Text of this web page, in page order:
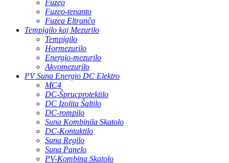
Fuzeo
Fuzeo-tenanto
Fuzea Eltranĉo
Tempigilo kaj Mezurilo
Tempigilo
Hormezurilo
Energio-mezurilo
Akvomezurilo
PV Suna Energio DC Elektro
MC4
DC-Ŝprucprotektilo
DC Izolita Ŝaltilo
DC-rompilo
Suna Kombinila Skatolo
DC-Kontaktilo
Suna Regilo
Suna Panelo
PV-Kombina Skatolo